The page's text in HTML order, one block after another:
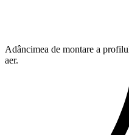
Adâncimea de montare a
aer.